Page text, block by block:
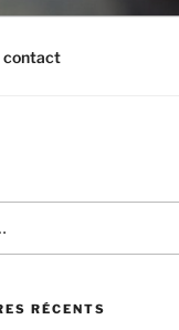
contact
RÉCENTS